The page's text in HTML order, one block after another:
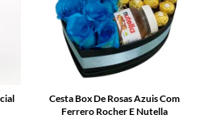
Cesta Box De Rosas Azuis Com
Ferrero Rocher E Nutella